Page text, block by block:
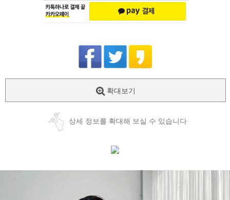
확대보기
상세 정보를 확대해 보실 수 있습니다